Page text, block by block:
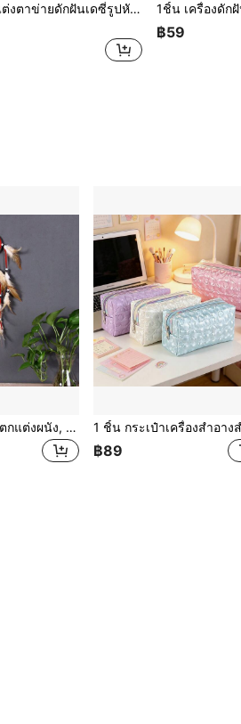
1ชิ้น ของตกแต่งตาข่ายดักฝันเดซี่รูปหัวใจ, กระดิ่งลมขนนกสีชมพูและขาวสำหรับแขวนผนังสำหรับตกแต่งบ้าน, หอพัก
฿59
1ชิ้น เครื่องดักฝันตกแต่งผนัง, กระดิ่งลมติดบ้านแบบสองห่วง, เครื่องประดับตกแต่งทำจากขนนก
฿89